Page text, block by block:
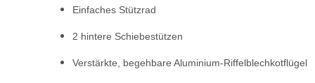
Einfaches Stützrad
2 hintere Schiebestützen
Verstärkte, begehbare Aluminium-Riffelblechkotflügel